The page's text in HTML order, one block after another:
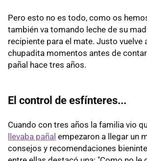
Pero esto no es todo, como os
también va tomando leche de su
recipiente para el mate. Justo vuelve
chupadita momentos antes de
pañal hace tres años.
El control de esfínteres...
Cuando con tres años la familia vio
llevaba pañal empezaron a llegar un
consejos y recomendaciones